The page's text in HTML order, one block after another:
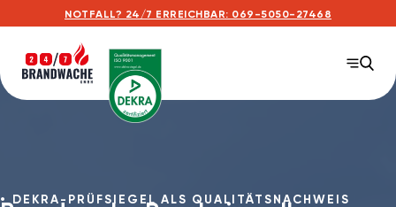
NOTFALL? 24/7 ERREICHBAR: 069-5050-27468
DEKRA-PRÜFSIEGEL ALS QUALITÄTSNACHWEIS